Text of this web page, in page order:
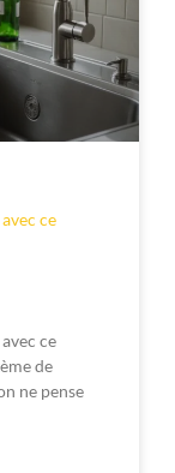
ce
ce
de
ne pense